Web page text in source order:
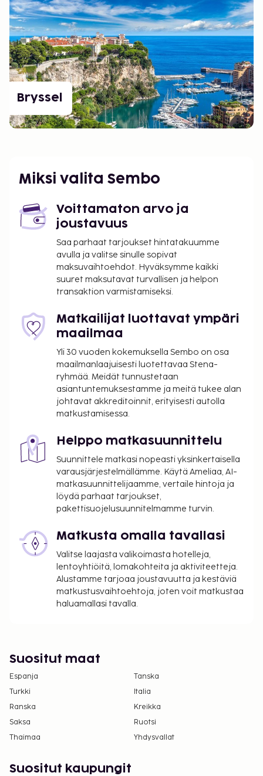
Bryssel
Miksi valita Sembo
Voittamaton arvo ja
joustavuus
Saa parhaat tarjoukset hintatakuumme
avulla ja valitse sinulle sopivat
maksuvaihtoehdot. Hyväksymme kaikki
suuret maksutavat turvallisen ja helpon
transaktion varmistamiseksi.
Matkailijat luottavat ympäri
maailmaa
Yli 30 vuoden kokemuksella Sembo on osa
maailmanlaajuisesti luotettavaa Stena-
ryhmää. Meidät tunnustetaan
asiantuntemuksestamme ja meitä tukee alan
johtavat akkreditoinnit, erityisesti autolla
matkustamisessa.
Helppo matkasuunnittelu
Suunnittele matkasi nopeasti yksinkertaisella
varausjärjestelmällämme. Käytä Ameliaa, AI-
matkasuunnittelijaamme, vertaile hintoja ja
löydä parhaat tarjoukset,
pakettisuojelusuunnitelmamme turvin.
Matkusta omalla tavallasi
Valitse laajasta valikoimasta hotelleja,
lentoyhtiöitä, lomakohteita ja aktiviteetteja.
Alustamme tarjoaa joustavuutta ja kestäviä
matkustusvaihtoehtoja, joten voit matkustaa
haluamallasi tavalla.
Suositut maat
Espanja
Tanska
Turkki
Italia
Ranska
Kreikka
Saksa
Ruotsi
Thaimaa
Yhdysvallat
Suositut kaupungit